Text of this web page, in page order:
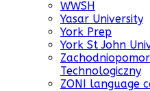
WWSH
Yasar University
York Prep
York St John
Technologiczny
ZONI language